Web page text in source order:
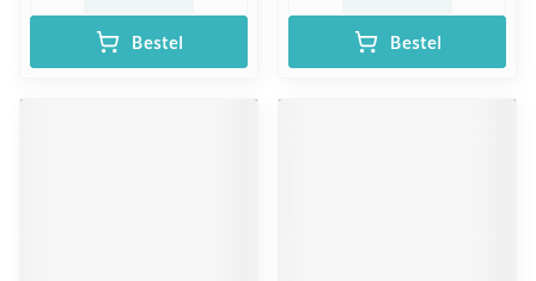
Bestel Bestel